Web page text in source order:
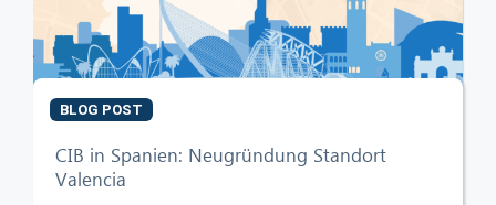
BLOG POST
CIB in Spanien: Neugründung Standort
Valencia
Hello! What can I do for you?